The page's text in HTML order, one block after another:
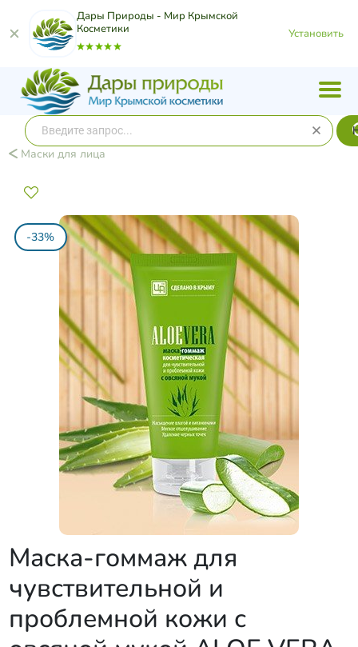
Дары Природы - Мир Крымской
Косметики
Установить
Маски для лица
-33%
Маска-гоммаж для
чувствительной и
проблемной кожи с